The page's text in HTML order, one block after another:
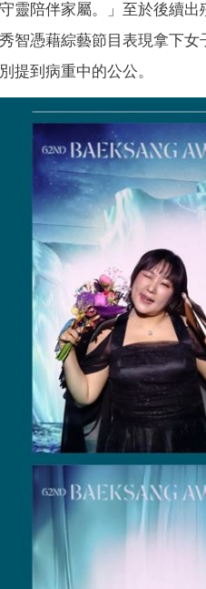
靈陪伴家屬。」至於後續
智憑藉綜藝節目表現拿下
提到病重中的公公。